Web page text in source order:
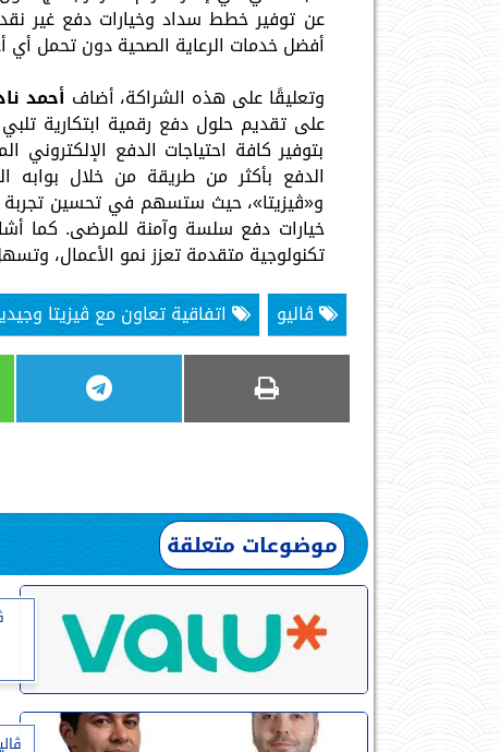
عن توفير خطط سداد وخيارات دفع غير
أفضل خدمات الرعاية الصحية دون تحمل أي
وتعليقًا على هذه الشراكة، أضاف أحمد
على تقديم حلول دفع رقمية ابتكارية
بتوفير كافة احتياجات الدفع
الدفع بأكثر من طريقة من خلال بوابه
و«ڤيزيتا»، حيث ستسهم في تحسين تجربة
خيارات دفع سلسة وآمنة للمرضى. كما
تكنولوجية متقدمة تعزز نمو الأعمال،
ڤاليو
اتفاقية تعاون مع ڤيزيتا
موضوعات متعلقة